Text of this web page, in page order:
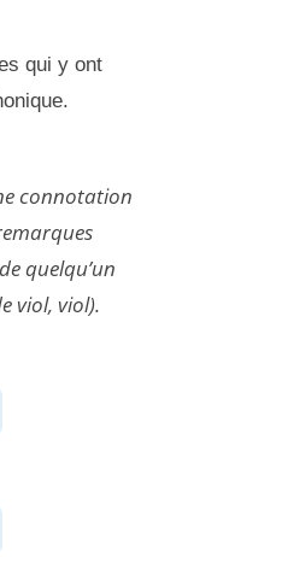
qui y ont
connotation
quelqu’un
viol, viol).